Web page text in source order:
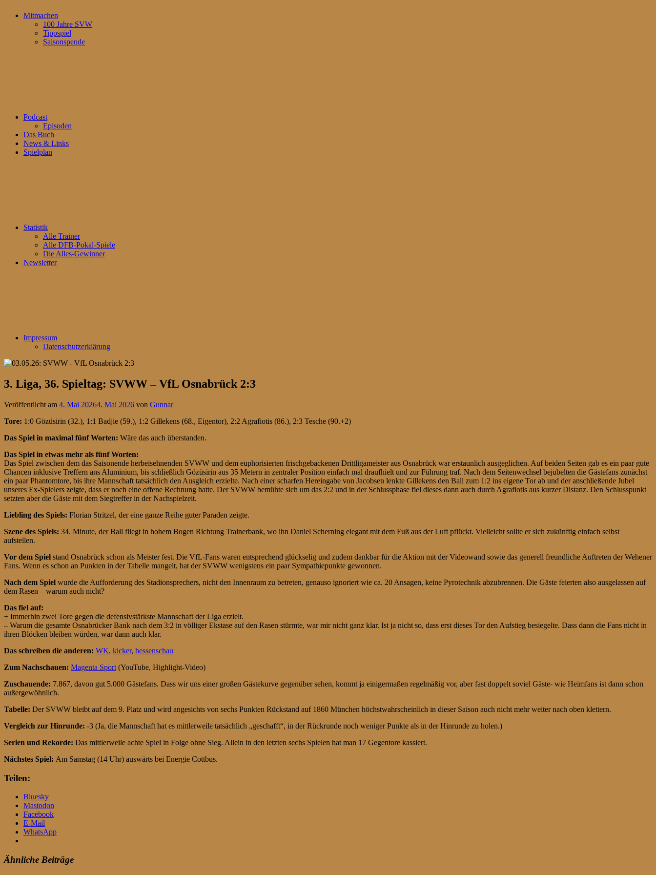
Mitmachen
100 Jahre SVW
Tippspiel
Saisonspende
Podcast
Episoden
Das Buch
News & Links
Spielplan
Statistik
Alle Trainer
Alle DFB-Pokal-Spiele
Die Alles-Gewinner
Newsletter
Impressum
Datenschutzerklärung
3. Liga, 36. Spieltag: SVWW – VfL Osnabrück 2:3
Veröffentlicht am 4. Mai 20264. Mai 2026 von Gunnar
Tore: 1:0 Gözüsirin (32.), 1:1 Badjie (59.), 1:2 Gillekens (68., Eigentor), 2:2 Agrafiotis (86.), 2:3 Tesche (90.+2)
Das Spiel in maximal fünf Worten: Wäre das auch überstanden.
Das Spiel in etwas mehr als fünf Worten:
Das Spiel zwischen dem das Saisonende herbeisehnenden SVWW und dem euphorisierten frischgebackenen Drittligameister aus Osnabrück war erstaunlich ausgeglichen. Auf beiden Seiten gab es ein paar gute
Chancen inklusive Treffern ans Aluminium, bis schließlich Gözüsirin aus 35 Metern in zentraler Position einfach mal draufhielt und zur Führung traf. Nach dem Seitenwechsel bejubelten die Gästefans zunächst
ein paar Phantomtore, bis ihre Mannschaft tatsächlich den Ausgleich erzielte. Nach einer scharfen Hereingabe von Jacobsen lenkte Gillekens den Ball zum 1:2 ins eigene Tor ab und der anschließende Jubel
unseres Ex-Spielers zeigte, dass er noch eine offene Rechnung hatte. Der SVWW bemühte sich um das 2:2 und in der Schlussphase fiel dieses dann auch durch Agrafiotis aus kurzer Distanz. Den Schlusspunkt
setzten aber die Gäste mit dem Siegtreffer in der Nachspielzeit.
Liebling des Spiels: Florian Stritzel, der eine ganze Reihe guter Paraden zeigte.
Szene des Spiels: 34. Minute, der Ball fliegt in hohem Bogen Richtung Trainerbank, wo ihn Daniel Scherning elegant mit dem Fuß aus der Luft pflückt. Vielleicht sollte er sich zukünftig einfach selbst
aufstellen.
Vor dem Spiel stand Osnabrück schon als Meister fest. Die VfL-Fans waren entsprechend glückselig und zudem dankbar für die Aktion mit der Videowand sowie das generell freundliche Auftreten der Wehener
Fans. Wenn es schon an Punkten in der Tabelle mangelt, hat der SVWW wenigstens ein paar Sympathiepunkte gewonnen.
Nach dem Spiel wurde die Aufforderung des Stadionsprechers, nicht den Innenraum zu betreten, genauso ignoriert wie ca. 20 Ansagen, keine Pyrotechnik abzubrennen. Die Gäste feierten also ausgelassen auf
dem Rasen – warum auch nicht?
Das fiel auf:
+ Immerhin zwei Tore gegen die defensivstärkste Mannschaft der Liga erzielt.
– Warum die gesamte Osnabrücker Bank nach dem 3:2 in völliger Ekstase auf den Rasen stürmte, war mir nicht ganz klar. Ist ja nicht so, dass erst dieses Tor den Aufstieg besiegelte. Dass dann die Fans nicht in
ihren Blöcken bleiben würden, war dann auch klar.
Das schreiben die anderen: WK, kicker, hessenschau
Zum Nachschauen: Magenta Sport (YouTube, Highlight-Video)
Zuschauende: 7.867, davon gut 5.000 Gästefans. Dass wir uns einer großen Gästekurve gegenüber sehen, kommt ja einigermaßen regelmäßig vor, aber fast doppelt soviel Gäste- wie Heimfans ist dann schon
außergewöhnlich.
Tabelle: Der SVWW bleibt auf dem 9. Platz und wird angesichts von sechs Punkten Rückstand auf 1860 München höchstwahrscheinlich in dieser Saison auch nicht mehr weiter nach oben klettern.
Vergleich zur Hinrunde: -3 (Ja, die Mannschaft hat es mittlerweile tatsächlich „geschafft“, in der Rückrunde noch weniger Punkte als in der Hinrunde zu holen.)
Serien und Rekorde: Das mittlerweile achte Spiel in Folge ohne Sieg. Allein in den letzten sechs Spielen hat man 17 Gegentore kassiert.
Nächstes Spiel: Am Samstag (14 Uhr) auswärts bei Energie Cottbus.
Teilen:
Bluesky
Mastodon
Facebook
E-Mail
WhatsApp
Ähnliche Beiträge